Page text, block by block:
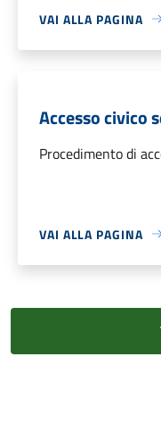
VAI ALLA PAGINA
Accesso civico
Procedimento di
VAI ALLA PAGINA